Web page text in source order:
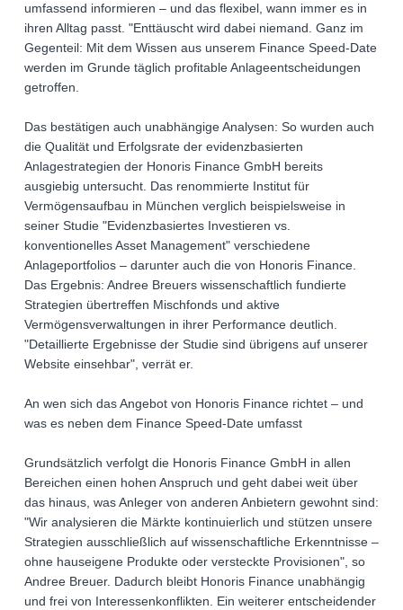
umfassend informieren – und das flexibel, wann immer es in
ihren Alltag passt. "Enttäuscht wird dabei niemand. Ganz im
Gegenteil: Mit dem Wissen aus unserem Finance Speed-Date
werden im Grunde täglich profitable Anlageentscheidungen
getroffen.
Das bestätigen auch unabhängige Analysen: So wurden auch
die Qualität und Erfolgsrate der evidenzbasierten
Anlagestrategien der Honoris Finance GmbH bereits
ausgiebig untersucht. Das renommierte Institut für
Vermögensaufbau in München verglich beispielsweise in
seiner Studie "Evidenzbasiertes Investieren vs.
konventionelles Asset Management" verschiedene
Anlageportfolios – darunter auch die von Honoris Finance.
Das Ergebnis: Andree Breuers wissenschaftlich fundierte
Strategien übertreffen Mischfonds und aktive
Vermögensverwaltungen in ihrer Performance deutlich.
"Detaillierte Ergebnisse der Studie sind übrigens auf unserer
Website einsehbar", verrät er.
An wen sich das Angebot von Honoris Finance richtet – und
was es neben dem Finance Speed-Date umfasst
Grundsätzlich verfolgt die Honoris Finance GmbH in allen
Bereichen einen hohen Anspruch und geht dabei weit über
das hinaus, was Anleger von anderen Anbietern gewohnt sind:
"Wir analysieren die Märkte kontinuierlich und stützen unsere
Strategien ausschließlich auf wissenschaftliche Erkenntnisse –
ohne hauseigene Produkte oder versteckte Provisionen", so
Andree Breuer. Dadurch bleibt Honoris Finance unabhängig
und frei von Interessenkonflikten. Ein weiterer entscheidender